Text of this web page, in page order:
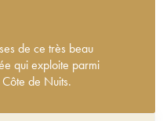
de ce très beau
qui exploite parmi
de Nuits.